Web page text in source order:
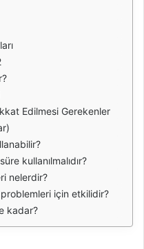
Edilmesi Gerekenler
kullanılmalıdır?
nelerdir?
için etkilidir?
kadar?